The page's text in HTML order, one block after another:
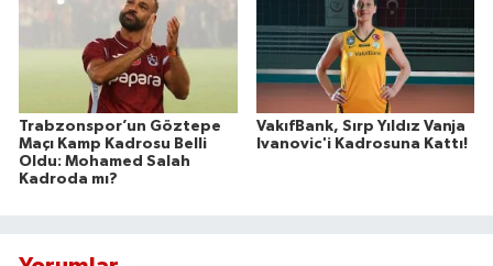
Trabzonspor’un Göztepe
Maçı Kamp Kadrosu Belli
Oldu: Mohamed Salah
Kadroda mı?
VakıfBank, Sırp Yıldız Vanja
Ivanovic'i Kadrosuna Kattı!